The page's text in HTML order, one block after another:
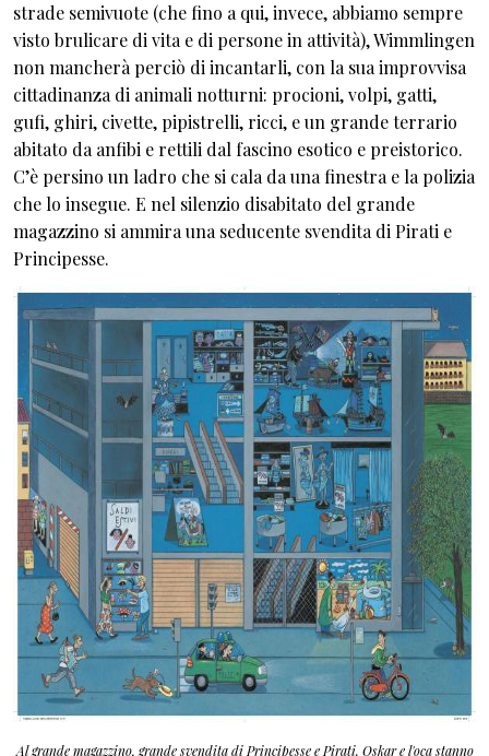
strade semivuote (che fino a qui, invece, abbiamo sempre
visto brulicare di vita e di persone in attività), Wimmlingen
non mancherà perciò di incantarli, con la sua improvvisa
cittadinanza di animali notturni: procioni, volpi, gatti,
gufi, ghiri, civette, pipistrelli, ricci, e un grande terrario
abitato da anfibi e rettili dal fascino esotico e preistorico.
C’è persino un ladro che si cala da una finestra e la polizia
che lo insegue. E nel silenzio disabitato del grande
magazzino si ammira una seducente svendita di Pirati e
Principesse.
Al grande magazzino, grande svendita di Principesse e Pirati. Oskar e l'oca stanno